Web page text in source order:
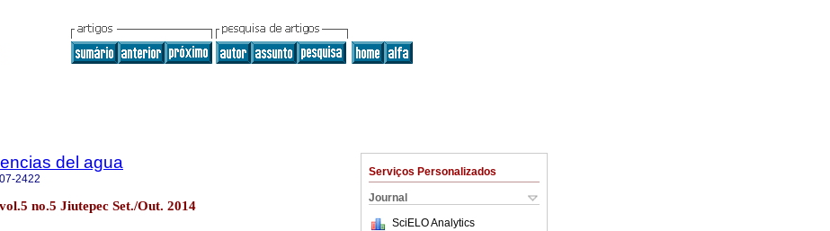
Serviços Personalizados
Journal
SciELO Analytics
del agua
2422
no.5 Jiutepec Set./Out. 2014